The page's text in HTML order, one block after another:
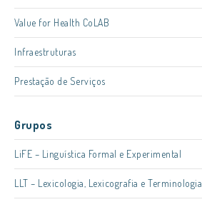
Value for Health CoLAB
Infraestruturas
Prestação de Serviços
Grupos
LiFE – Linguística Formal e Experimental
LLT – Lexicologia, Lexicografia e Terminologia